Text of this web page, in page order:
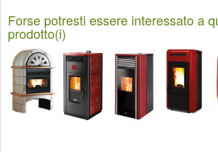
Forse potresti essere interessato a
prodotto(i)